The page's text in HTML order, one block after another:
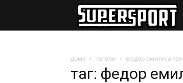
дома тагови федор
таг: федор